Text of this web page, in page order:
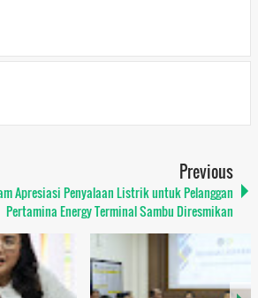
Previous
Apresiasi Penyalaan Listrik untuk Pelanggan
Pertamina Energy Terminal Sambu Diresmikan